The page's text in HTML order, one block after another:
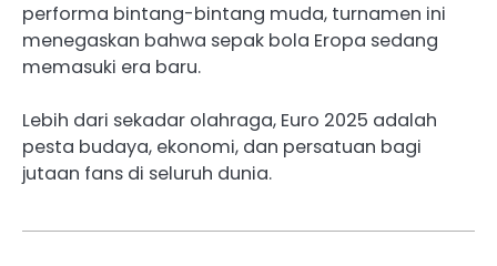
performa bintang-bintang muda, turnamen ini
menegaskan bahwa sepak bola Eropa sedang
memasuki era baru.
Lebih dari sekadar olahraga, Euro 2025 adalah
pesta budaya, ekonomi, dan persatuan bagi
jutaan fans di seluruh dunia.